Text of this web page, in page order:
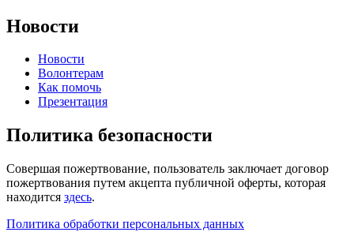
Новости
Новости
Волонтерам
Как помочь
Презентация
Политика безопасности
Совершая пожертвование, пользователь заключает договор
пожертвования путем акцепта публичной оферты, которая
находится здесь.
Политика обработки персональных данных